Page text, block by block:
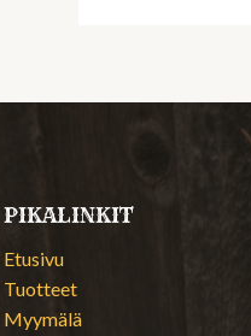
PIKALINKIT
Etusivu
Tuotteet
Myymälä